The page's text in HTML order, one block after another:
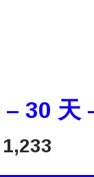
– 30 天
1,233